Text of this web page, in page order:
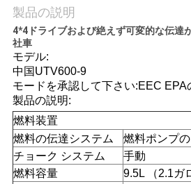
連
絡
し
な
さ
い
製品の説明
4*4ドライブおよび絶えず可変的な伝達
社車
モデル:
中国UTV600-9
モードを承認して下さい:EEC EPA
製品の説明:
燃料装置
燃料の伝達システム
燃料ポンプ
チョーク システム
手動
燃料容量
9.5L （2.1ガ